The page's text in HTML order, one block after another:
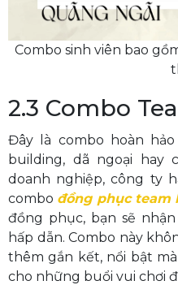
Combo sinh viên bao
2.3 Combo
Đây là combo hoàn
building, dã ngoại hay
doanh nghiệp, công ty
combo đồng phục team
đồng phục, bạn sẽ
hấp dẫn. Combo này
thêm gắn kết, nổi bật
cho những buổi vui chơi